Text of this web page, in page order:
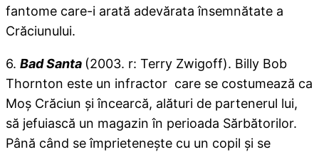
fantome care-i arată adevărata însemnătate a
Crăciunului.
6. Bad Santa (2003. r: Terry Zwigoff). Billy Bob
Thornton este un infractor care se costumează ca
Moş Crăciun şi încearcă, alături de partenerul lui,
să jefuiască un magazin în perioada Sărbătorilor.
Până când se împrieteneşte cu un copil şi se